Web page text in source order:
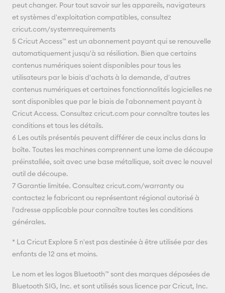
peut changer. Pour tout savoir sur les appareils, navigateurs
et systèmes d'exploitation compatibles, consultez
cricut.com/systemrequirements
5 Cricut Access™ est un abonnement payant qui se renouvelle
automatiquement jusqu'à sa résiliation. Bien que certains
contenus numériques soient disponibles pour tous les
utilisateurs par le biais d'achats à la demande, d'autres
contenus numériques et certaines fonctionnalités logicielles ne
sont disponibles que par le biais de l'abonnement payant à
Cricut Access. Consultez cricut.com pour connaître toutes les
conditions et tous les détails.
6 Les outils présentés peuvent différer de ceux inclus dans la
boîte. Toutes les machines comprennent une lame de découpe
préinstallée, soit avec une base métallique, soit avec le nouvel
outil de découpe.
7 Garantie limitée. Consultez cricut.com/warranty ou
contactez le fabricant ou représentant régional autorisé à
l'adresse applicable pour connaître toutes les conditions
générales.
* La Cricut Explore 5 n'est pas destinée à être utilisée par des
enfants de 12 ans et moins.
Le nom et les logos Bluetooth™ sont des marques déposées de
Bluetooth SIG, Inc. et sont utilisés sous licence par Cricut, Inc.